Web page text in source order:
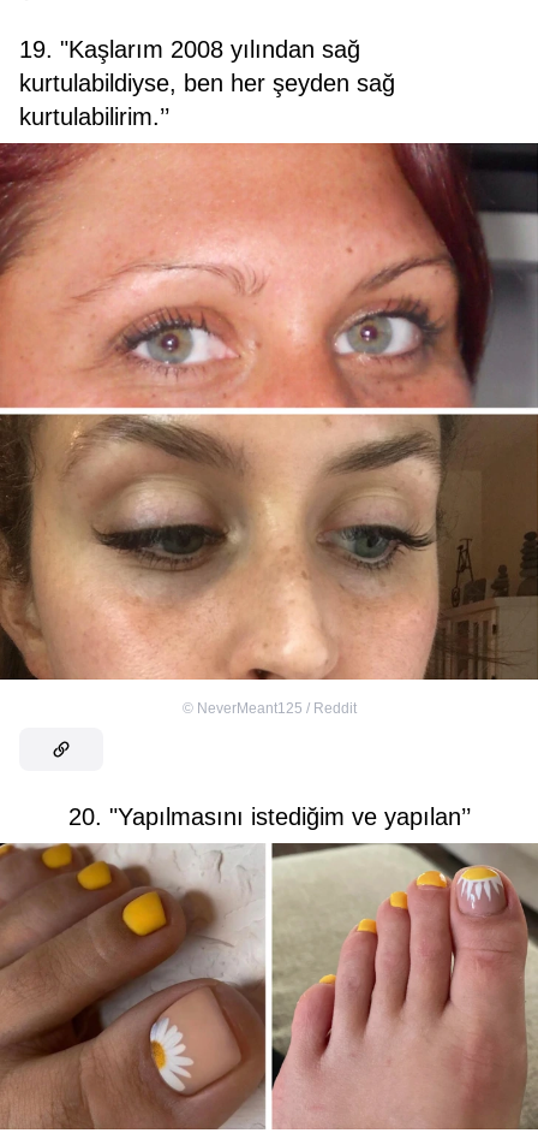
19. "Kaşlarım 2008 yılından sağ
kurtulabildiyse, ben her şeyden sağ
kurtulabilirim.’’
© NeverMeant125 / Reddit
20. "Yapılmasını istediğim ve yapılan’’